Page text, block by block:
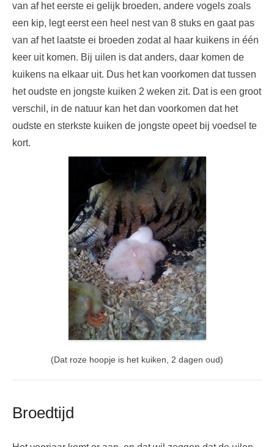
van af het eerste ei gelijk broeden, andere vogels zoals
een kip, legt eerst een heel nest van 8 stuks en gaat pas
van af het laatste ei broeden zodat al haar kuikens in één
keer uit komen. Bij uilen is dat anders, daar komen de
kuikens na elkaar uit. Dus het kan voorkomen dat tussen
het oudste en jongste kuiken 2 weken zit. Dat is een groot
verschil, in de natuur kan het dan voorkomen dat het
oudste en sterkste kuiken de jongste opeet bij voedsel te
kort.
(Dat roze hoopje is het kuiken, 2 dagen oud)
Broedtijd